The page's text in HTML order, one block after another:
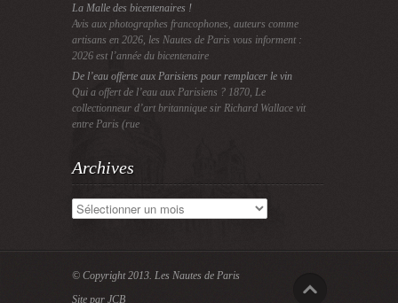
La Malle des bicentenaires !
Avis aux photographes francophones, auteurs comme
artisans en 2026, les Nautes de Paris vous informent :
2026 est l’année du bicentenaire
De l’eau offerte aux Parisiens pour remplacer le vin
Qui a offert de l’eau aux Parisiens ? 1870, Le
collectionneur d’art britannique sir Richard Wallace vit
entre Paris (rue
Archives
Archives
© Copyright 2013. Les Nautes de Paris
Site par JCB